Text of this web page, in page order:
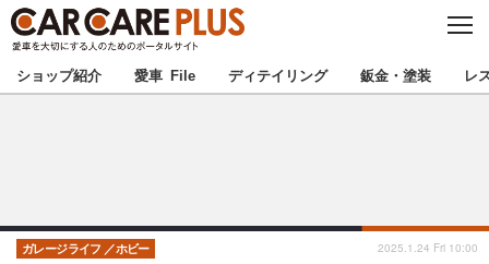
C
S
E
★カーケアプラス認定★ 厳選プロショップを地域から探す
甲信越 北陸
ショップ紹介 愛車 File ディテイリング 鈑金・塗装 レ
ガレージライフ ホビー 2025.1.24 Fri 10:00